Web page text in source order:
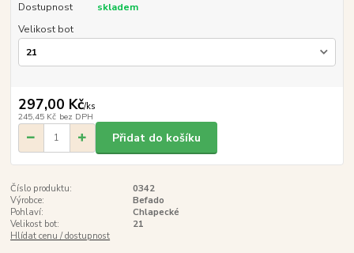
Dostupnost
skladem
Velikost bot
297,00 Kč/ks
245,45 Kč bez DPH
Přidat do košíku
Číslo produktu:
0342
Výrobce:
Befado
Pohlaví:
Chlapecké
Velikost bot:
21
Hlídat cenu / dostupnost